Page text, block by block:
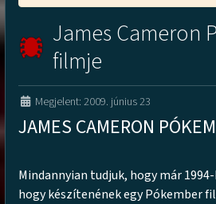
James Cameron
filmje
Megjelent: 2009. június 23
JAMES CAMERON
Mindannyian tudjuk, hogy már
hogy készítenének egy Pókember